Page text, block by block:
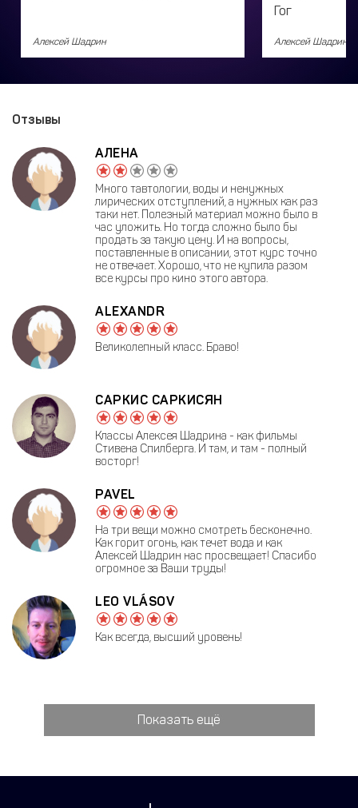
Алексей Шадрин
Гог
Алексей Шадрин
Отзывы
АЛЕНА
Много тавтологии, воды и ненужных
лирических отступлений, а нужных как раз
таки нет. Полезный материал можно было в
час уложить. Но тогда сложно было бы
продать за такую цену. И на вопросы,
поставленные в описании, этот курс точно
не отвечает. Хорошо, что не купила разом
все курсы про кино этого автора.
ALEXANDR
Великолепный класс. Браво!
САРКИС САРКИСЯН
Классы Алексея Шадрина - как фильмы
Стивена Спилберга. И там, и там - полный
восторг!
PAVEL
На три вещи можно смотреть бесконечно.
Как горит огонь, как течет вода и как
Алексей Шадрин нас просвещает! Спасибо
огромное за Ваши труды!
LEO VLÁSOV
Как всегда, высший уровень!
Показать ещё